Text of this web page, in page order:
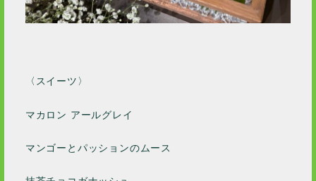
〈スイーツ〉
マカロン アールグレイ
マンゴーとパッションのムース